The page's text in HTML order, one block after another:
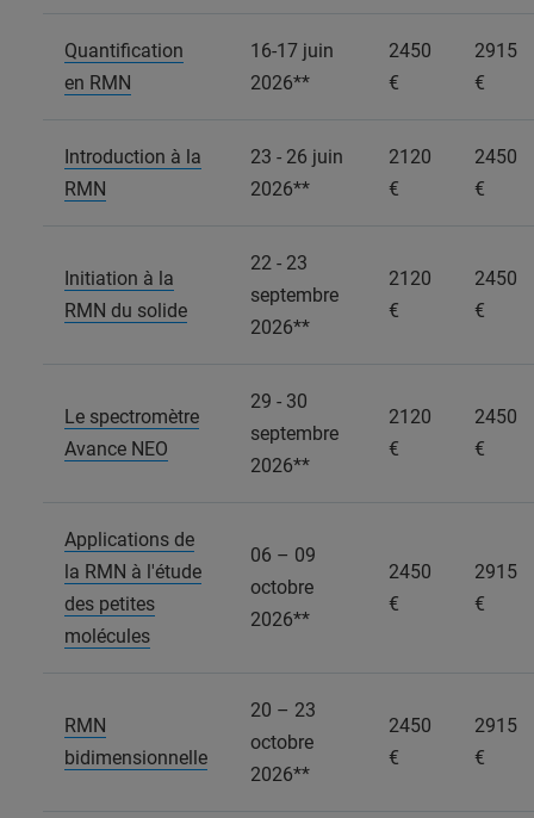
Quantification
en RMN
16-17 juin
2026**
2450
€
2915
€
Introduction à la
RMN
23 - 26 juin
2026**
2120
€
2450
€
Initiation à la
RMN du solide
22 - 23
septembre
2026**
2120
€
2450
€
Le spectromètre
Avance NEO
29 - 30
septembre
2026**
2120
€
2450
€
Applications de
la RMN à l'étude
des petites
molécules
06 – 09
octobre
2026**
2450
€
2915
€
RMN
bidimensionnelle
20 – 23
octobre
2026**
2450
€
2915
€